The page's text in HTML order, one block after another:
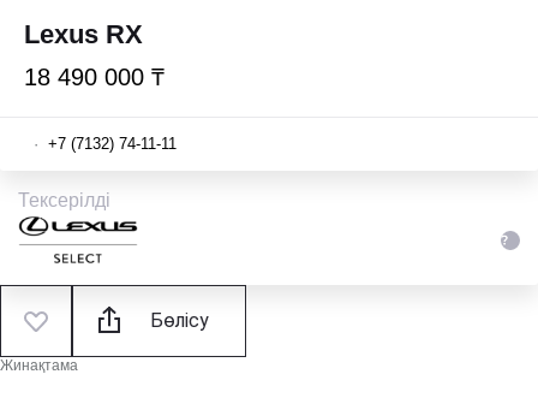
Lexus RX
18 490 000 ₸
· +7 (7132) 74-11-11
Тексерілді
Бөлісу
Жинақтама